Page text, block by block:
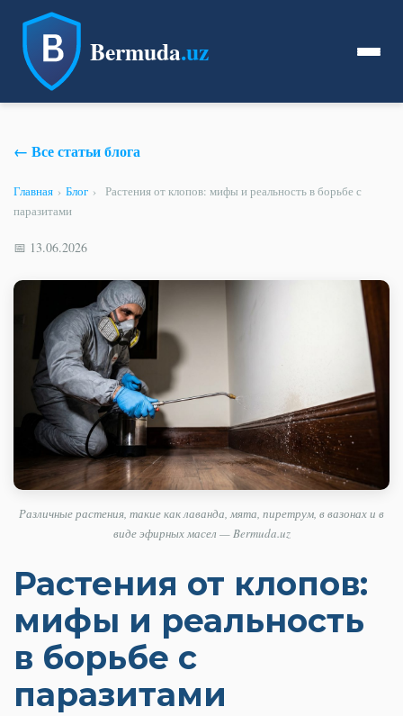
Bermuda.uz
← Все статьи блога
Главная › Блог ›
Растения от клопов: мифы и реальность в борьбе с
паразитами
📅 13.06.2026
Различные растения, такие как лаванда, мята, пиретрум, в вазонах и в
виде эфирных масел — Bermuda.uz
Растения от клопов:
мифы и реальность
в борьбе с
паразитами